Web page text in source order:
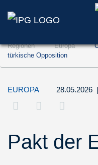
Zum Inhalt
Zur Suche
Regionen Europa
türkische Opposition
EUROPA 28.05.2026 |
Pakt der